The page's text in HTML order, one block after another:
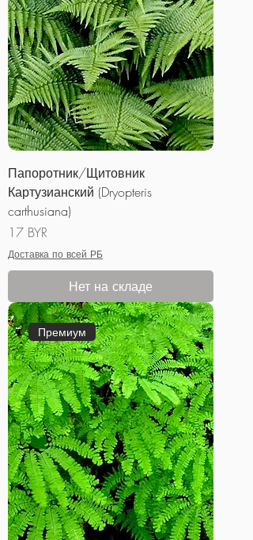
Папоротник/Щитовник
Картузианский (Dryopteris
carthusiana)
Цена
17 BYR
Доставка по всей РБ
Нет на складе
Премиум